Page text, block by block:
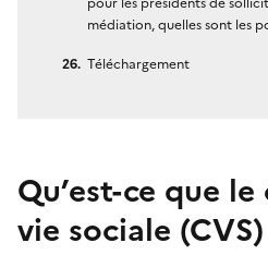
médiation, quelles sont les
Téléchargement
Qu’est-ce que
vie sociale (CVS)